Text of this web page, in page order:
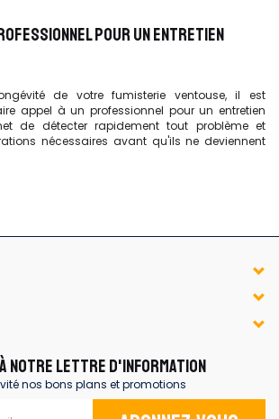
POUR UN ENTRETIEN
de votre fumisterie ventouse, il est
appel à un professionnel pour un entretien
de détecter rapidement tout problème et
nécessaires avant qu'ils ne deviennent
NOTRE LETTRE D'INFORMATION
nos bons plans et promotions